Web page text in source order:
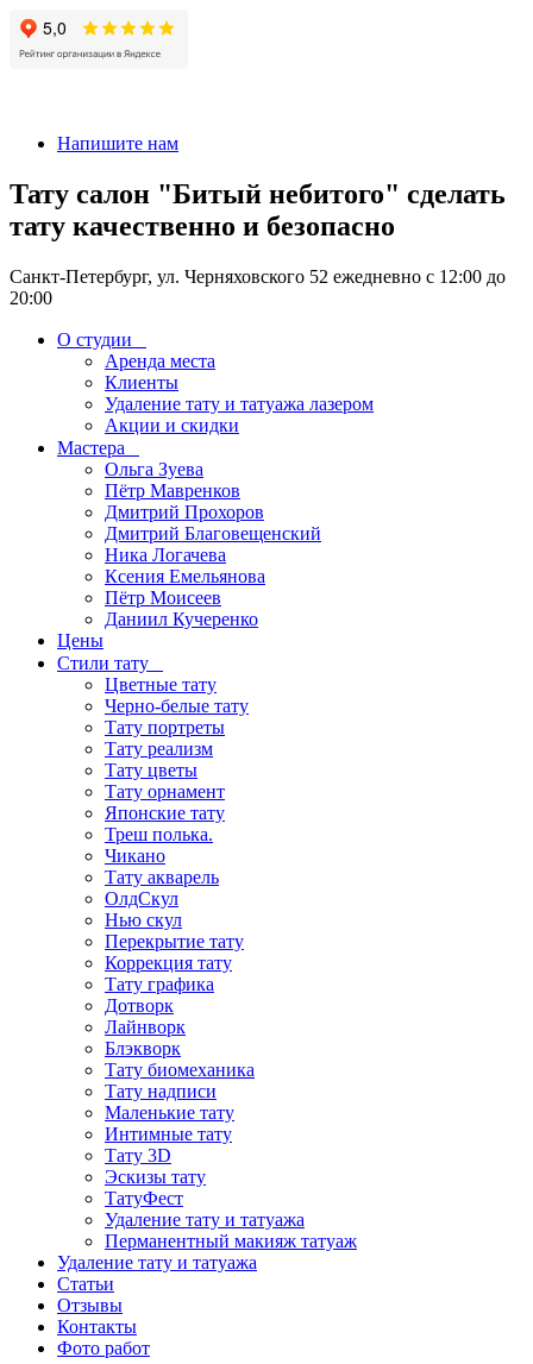
Напишите нам
Тату салон "Битый небитого" сделать
тату качественно и безопасно
Санкт-Петербург, ул. Черняховского 52 ежедневно с 12:00 до
20:00
О студии
Аренда места
Клиенты
Удаление тату и татуажа лазером
Акции и скидки
Мастера
Ольга Зуева
Пётр Мавренков
Дмитрий Прохоров
Дмитрий Благовещенский
Ника Логачева
Ксения Емельянова
Пётр Моисеев
Даниил Кучеренко
Цены
Стили тату
Цветные тату
Черно-белые тату
Тату портреты
Тату реализм
Тату цветы
Тату орнамент
Японские тату
Треш полька.
Чикано
Тату акварель
ОлдСкул
Нью скул
Перекрытие тату
Коррекция тату
Тату графика
Дотворк
Лайнворк
Блэкворк
Тату биомеханика
Тату надписи
Маленькие тату
Интимные тату
Тату 3D
Эскизы тату
ТатуФест
Удаление тату и татуажа
Перманентный макияж татуаж
Удаление тату и татуажа
Статьи
Отзывы
Контакты
Фото работ